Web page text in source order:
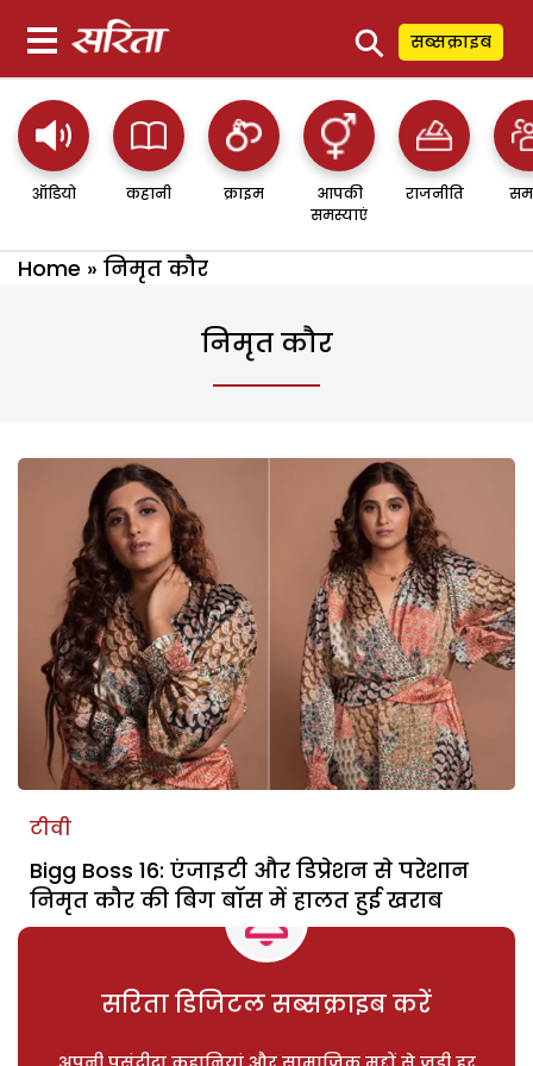
⚲ सब्सक्राइब
ऑडियो कहानी क्राइम
आपकी
समस्याएं
राजनीति
Home » निमृत कौर
निमृत कौर
टीवी
Bigg Boss 16: एंजाइटी और डिप्रेशन से परेशान
निमृत कौर की बिग बॉस में हालत हुई खराब
सरिता डिजिटल सब्सक्राइब करें